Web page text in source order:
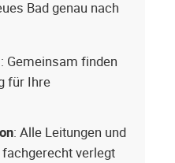
Bad genau nach
: Gemeinsam finden
für Ihre
: Alle Leitungen und
verlegt